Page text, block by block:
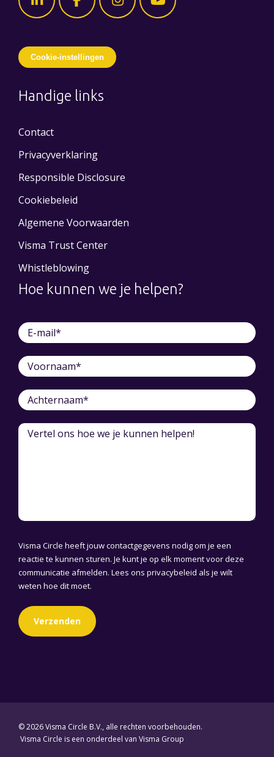
Cookie-instellingen
Handige links
Contact
Privacyverklaring
Responsible Disclosure
Cookiebeleid
Algemene Voorwaarden
Visma Trust Center
Whistleblowing
Hoe kunnen we je helpen?
Visma Circle heeft jouw contactgegevens nodig om je een
reactie te kunnen sturen. Je kunt je op elk moment voor deze
communicatie afmelden. Lees ons privacybeleid als je wilt
weten hoe dit moet.
© 2026 Visma Circle B.V., alle rechten voorbehouden.
Visma Circle is een onderdeel van Visma Group